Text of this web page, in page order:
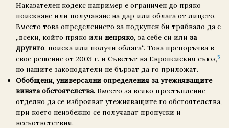
Наказателен кодекс например е ограничен до пряко
поискване или получаване на дар или облага от лицето.
Вместо това определението за подкупен би трябвало да е
„всеки, който пряко или непряко, за себе си или за
другиго, поиска или получи облага“. Това препоръчва в
свое решение от 2003 г. и Съветът на Европейския съюз,5
но нашите законодатели не бързат да го приложат.
Обобщени, универсални определения за утежняващите
вината обстоятелства. Вместо за всяко престъпление
отделно да се изброяват утежняващите го обстоятелства,
при което неизбежно се получават пропуски и
несъответствия.